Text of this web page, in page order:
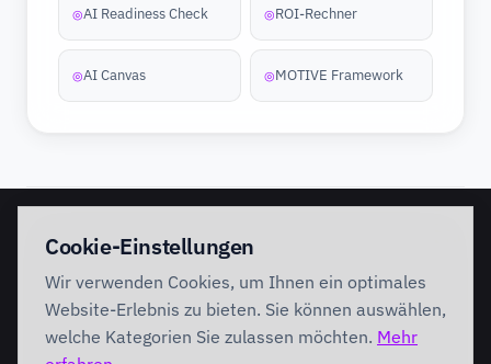
◎AI Readiness Check ◎ROI-Rechner
◎AI Canvas ◎MOTIVE Framework
Discovery Workshop
Förderung
INTERVENTION
Foundation
Performing
Branchenlösungen
Cookie-Einstellungen
Wir verwenden Cookies, um Ihnen ein optimales
Website-Erlebnis zu bieten. Sie können auswählen,
welche Kategorien Sie zulassen möchten. Mehr